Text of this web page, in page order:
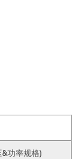
&功率规格)